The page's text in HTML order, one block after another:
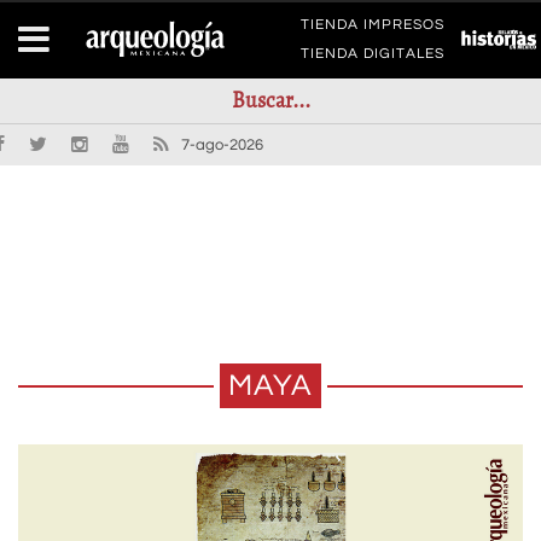
TIENDA IMPRESOS
TIENDA DIGITALES
7-ago-2026
MAYA